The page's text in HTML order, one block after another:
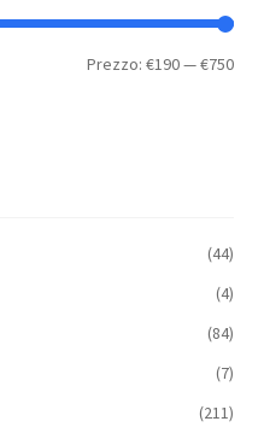
Prezzo: €190—€750
(44)
(4)
(84)
(7)
(211)